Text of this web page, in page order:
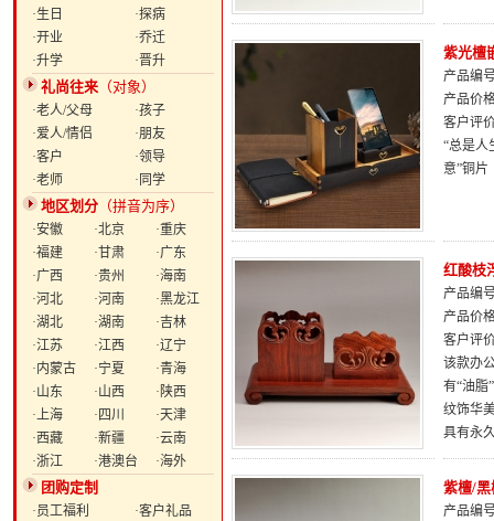
·生日
·探病
·开业
·乔迁
·升学
·晋升
礼尚往来 （对象）
·老人/父母
·孩子
·爱人/情侣
·朋友
·客户
·领导
·老师
·同学
地区划分 （拼音为序）
·安徽 ·北京
·重庆
·福建
·甘肃
·广东
·广西
·贵州
·海南
·河北
·河南
·黑龙江
·湖北
·湖南
·吉林
·江苏
·江西
·辽宁
·内蒙古
·宁夏
·青海
·山东
·山西
·陕西
·上海
·四川
·天津
·西藏
·新疆
·云南
·浙江
·港澳台 ·海外
团购定制
·员工福利
·客户礼品
紫光檀
产品编
产品价
客户评
“总是人
意”铜
红酸枝
产品编
产品价
客户评
该款办
有“油脂
纹饰华
具有永
紫檀/黑
产品编